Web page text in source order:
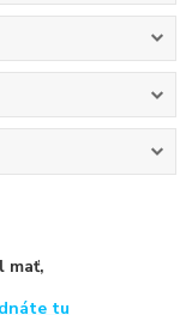
mať,
tu